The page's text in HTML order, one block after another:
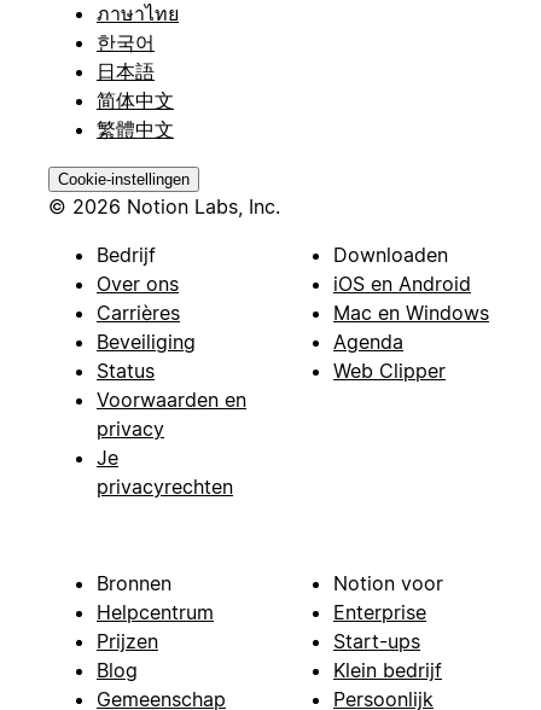
ภาษาไทย
한국어
日本語
简体中文
繁體中文
Cookie-instellingen
© 2026 Notion Labs, Inc.
Bedrijf
Over ons
Carrières
Beveiliging
Status
Voorwaarden en
privacy
Je
privacyrechten
Downloaden
iOS en Android
Mac en Windows
Agenda
Web Clipper
Bronnen
Helpcentrum
Prijzen
Blog
Gemeenschap
Notion voor
Enterprise
Start-ups
Klein bedrijf
Persoonlijk